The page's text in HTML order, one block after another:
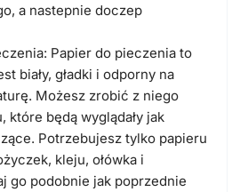
a nastepnie doczep
Papier do pieczenia to
biały, gładki i odporny na
Możesz zrobić z niego
które będą wyglądały jak
Potrzebujesz tylko papieru
kleju, ołówka i
go podobnie jak poprzednie